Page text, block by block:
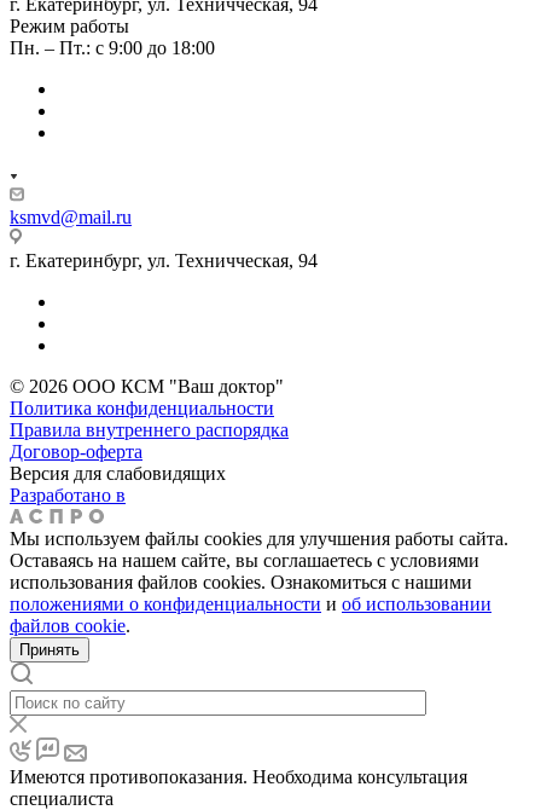
Режим работы
Пн. – Пт.: с 9:00 до 18:00
ksmvd@mail.ru
г. Екатеринбург, ул. Техничческая, 94
© 2026 ООО КСМ "Ваш доктор"
Политика конфиденциальности
Правила внутреннего распорядка
Договор-оферта
Версия для слабовидящих
Разработано в
Мы используем файлы cookies для улучшения работы сайта.
Оставаясь на нашем сайте, вы соглашаетесь с условиями
использования файлов cookies. Ознакомиться с нашими
положениями о конфиденциальности и об использовании
файлов cookie.
Принять
Имеются противопоказания. Необходима консультация
специалиста